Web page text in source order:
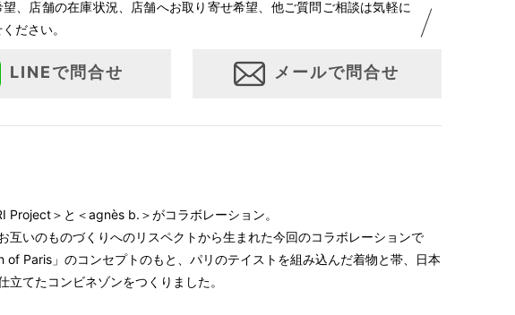
望、店舗の在庫状況、店舗へお取り寄せ希望、他ご質問ご相談は気軽に
ださい。
LINEで問合せ メールで問合せ
Project＞と＜agnès b.＞がコラボレーション。
互いのものづくりへのリスペクトから生まれた今回のコラボレーションで
of Paris」のコンセプトのもと、パリのテイストを組み込んだ着物と帯、日本
立てたコンビネゾンをつくりました。